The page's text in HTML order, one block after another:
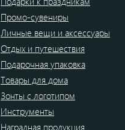
Промо-сувениры
Личные вещи и аксессуары
Отдых и путешествия
Подарочная упаковка
Товары для дома
Зонты с логотипом
Инструменты
Наградная продукция